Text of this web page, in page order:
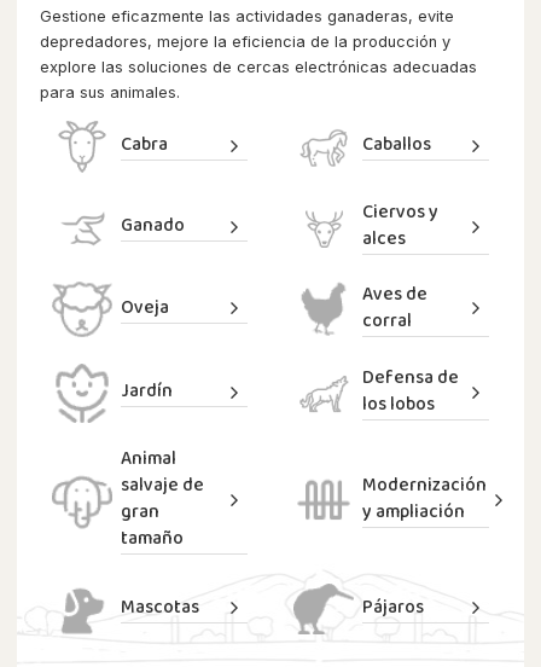
Gestione eficazmente las actividades ganaderas, evite
depredadores, mejore la eficiencia de la producción y
explore las soluciones de cercas electrónicas adecuadas
para sus animales.
Cabra Caballos
Ganado
Ciervos y
alces
Oveja
Aves de
corral
Jardín
Defensa de
los lobos
Animal
salvaje de
gran
tamaño
Modernización
y ampliación
Mascotas Pájaros